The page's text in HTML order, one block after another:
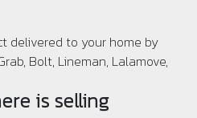
delivered to your home by
Bolt, Lineman, Lalamove,
is selling